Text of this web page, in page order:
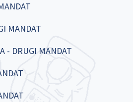
MANDAT
- DRUGI MANDAT